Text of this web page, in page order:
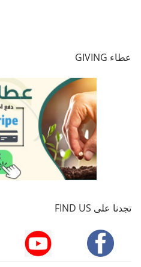
عطاء GIVING
تجدنا على FIND US